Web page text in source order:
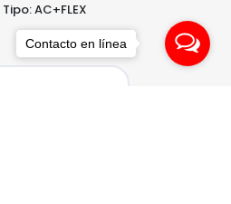
Tipo:AC+FLEX
Contacto en línea